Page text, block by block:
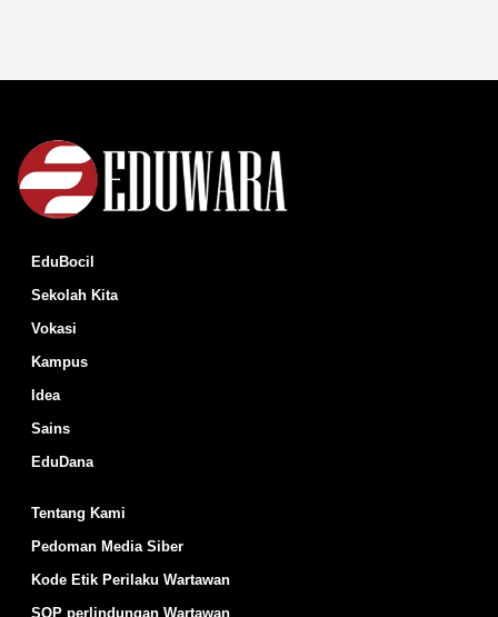
EduBocil
Sekolah Kita
Vokasi
Kampus
Idea
Sains
EduDana
Tentang Kami
Pedoman Media Siber
Kode Etik Perilaku Wartawan
SOP perlindungan Wartawan